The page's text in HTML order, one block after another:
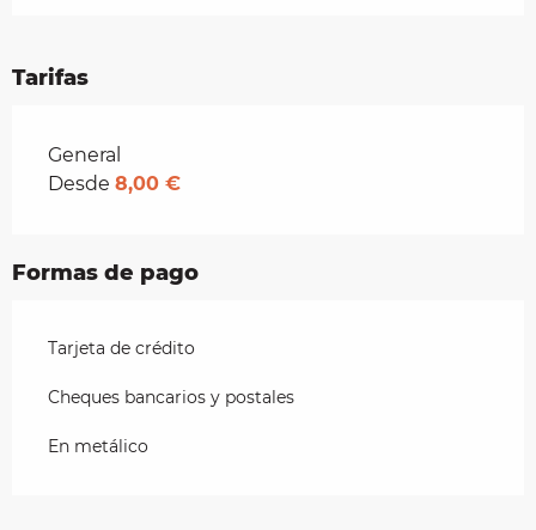
Tarifas
Tarifas 2026
General
Desde 8,00 €
Formas de pago
Tarjeta de crédito
Cheques bancarios y postales
En metálico